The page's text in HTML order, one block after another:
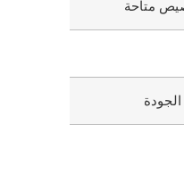
متاحة